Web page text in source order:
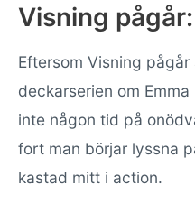
Visning
Eftersom Visning
deckarserien om
inte någon tid på
fort man börjar lyssna
kastad mitt i action.